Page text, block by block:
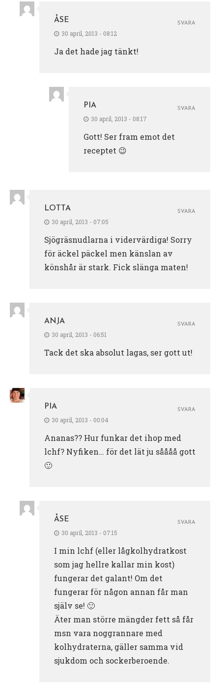
ÅSE
30 april, 2013 - 08:12
Ja det hade jag tänkt!
SVARA
PIA
30 april, 2013 - 08:17
Gott! Ser fram emot det
receptet 😉
SVARA
LOTTA
30 april, 2013 - 07:05
Sjögräsnudlarna i vidervärdiga! Sorry
för äckel päckel men känslan av
könshår är stark. Fick slänga maten!
SVARA
ANJA
30 april, 2013 - 06:51
Tack det ska absolut lagas, ser gott ut!
SVARA
PIA
30 april, 2013 - 00:04
Ananas?? Hur funkar det ihop med
lchf? Nyfiken… för det lät ju såååå gott
🙂
SVARA
ÅSE
30 april, 2013 - 07:15
I min lchf (eller lågkolhydratkost
som jag hellre kallar min kost)
fungerar det galant! Om det
fungerar för någon annan får man
själv se! 🙂
Äter man större mängder fett så får
msn vara noggrannare med
kolhydraterna, gäller samma vid
sjukdom och sockerberoende.
SVARA